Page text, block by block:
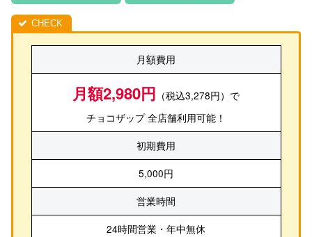
月額費用
月額2,980円 （税込3,278円）で
チョコザップ 全店舗利用可能！
初期費用
5,000円
営業時間
24時間営業・年中無休